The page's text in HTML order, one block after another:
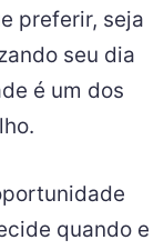
preferir, seja
seu dia
é um dos
quando e